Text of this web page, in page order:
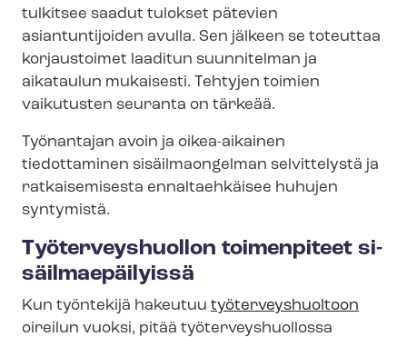
tulkitsee saadut tulokset pätevien
asiantuntijoiden avulla. Sen jälkeen se toteuttaa
korjaustoimet laaditun suunnitelman ja
aikataulun mukaisesti. Tehtyjen toimien
vaikutusten seuranta on tärkeää.
Työnantajan avoin ja oikea-aikainen
tiedottaminen sisäilmaongelman selvittelystä ja
ratkaisemisesta ennaltaehkäisee huhujen
syntymistä.
Työterveyshuollon toimenpiteet si­
säil­mae­päi­lyis­sä
Kun työntekijä hakeutuu työ­ter­veys­huol­toon
oireilun vuoksi, pitää työ­ter­veys­huol­los­sa